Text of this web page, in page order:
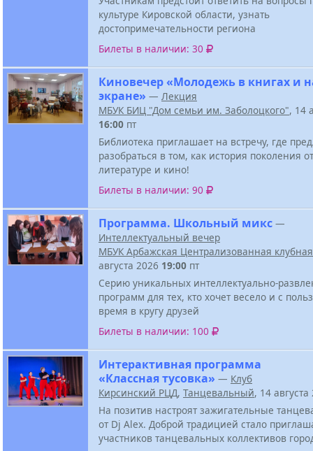
культуре Кировской области, узнать
достопримечательности региона
Билеты в наличии: 30
Киновечер «Молодежь в книгах и
экране» — Лекция
МБУК БИЦ "Дом семьи им. Заболоцкого", 14
16:00 пт
Библиотека приглашает на встречу, где
разобраться в том, как история поколения
литературе и кино!
Билеты в наличии: 90
Программа. Школьный микс —
Интеллектуальный вечер
МБУК Арбажская Централизованная
августа 2026 19:00 пт
Серию уникальных интеллектуально-
программ для тех, кто хочет весело и с
время в кругу друзей
Билеты в наличии: 100
Интерактивная программа
«Классная тусовка» — Клуб
Кирсинский РЦД, Танцевальный, 14
На позитив настроят зажигательные
от Dj Alex. Доброй традицией стало
участников танцевальных коллективов